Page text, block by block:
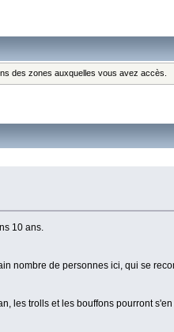
des zones auxquelles vous avez accès.
10 ans.
nombre de personnes ici, qui se
les trolls et les bouffons pourront